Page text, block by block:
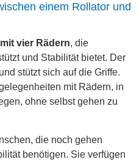
einem Rollator und
vier Rädern, die
und Stabilität bietet. Der
stützt sich auf die Griffe.
mit Rädern, in
ohne selbst gehen zu
die noch gehen
benötigen. Sie verfügen